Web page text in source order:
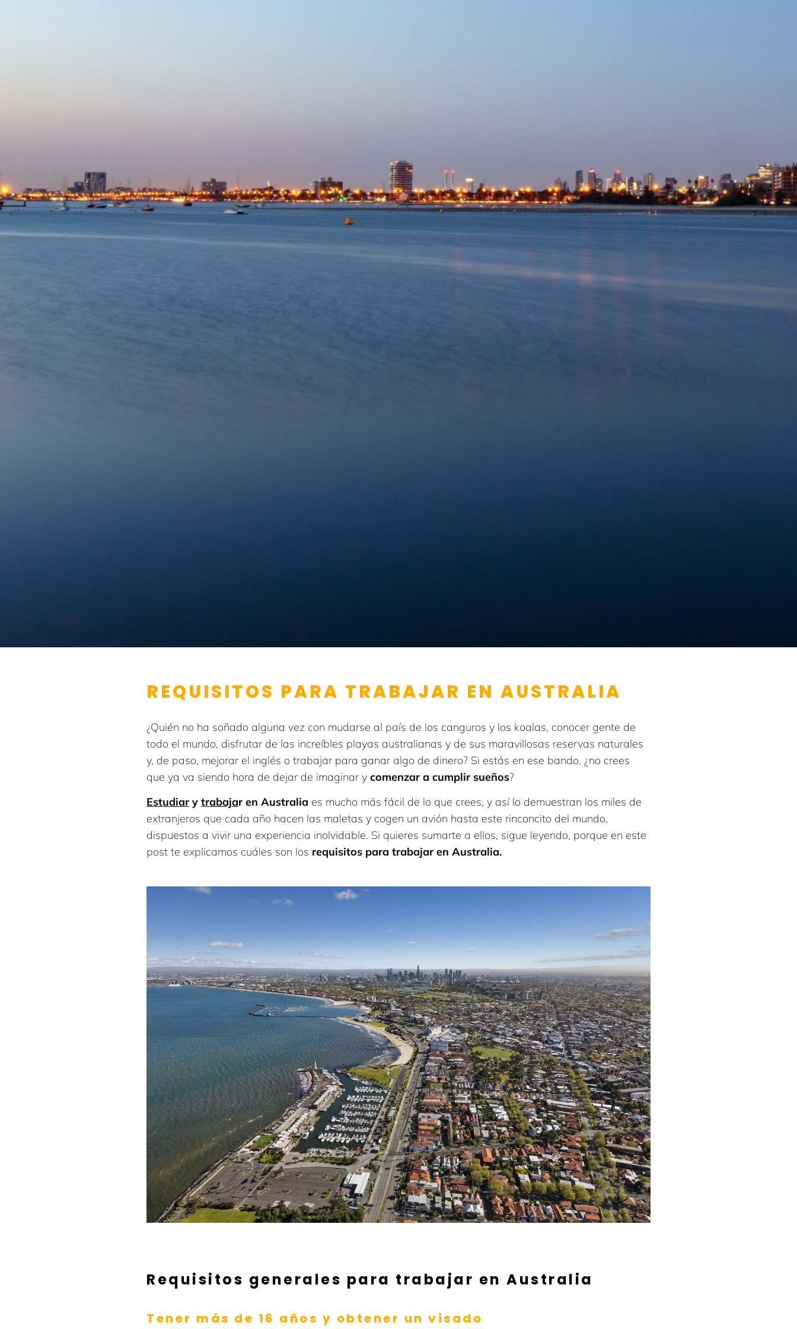
REQUISITOS PARA TRABAJAR EN AUSTRALIA
¿Quién no ha soñado alguna vez con mudarse al país de los canguros y los koalas, conocer gente de
todo el mundo, disfrutar de las increíbles playas australianas y de sus maravillosas reservas naturales
y, de paso, mejorar el inglés o trabajar para ganar algo de dinero? Si estás en ese bando, ¿no crees
que ya va siendo hora de dejar de imaginar y comenzar a cumplir sueños?
Estudiar y trabajar en Australia es mucho más fácil de lo que crees, y así lo demuestran los miles de
extranjeros que cada año hacen las maletas y cogen un avión hasta este rinconcito del mundo,
dispuestos a vivir una experiencia inolvidable. Si quieres sumarte a ellos, sigue leyendo, porque en este
post te explicamos cuáles son los requisitos para trabajar en Australia.
Requisitos generales para trabajar en Australia
Tener más de 16 años y obtener un visado